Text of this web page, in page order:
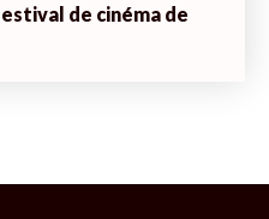
de cinéma de